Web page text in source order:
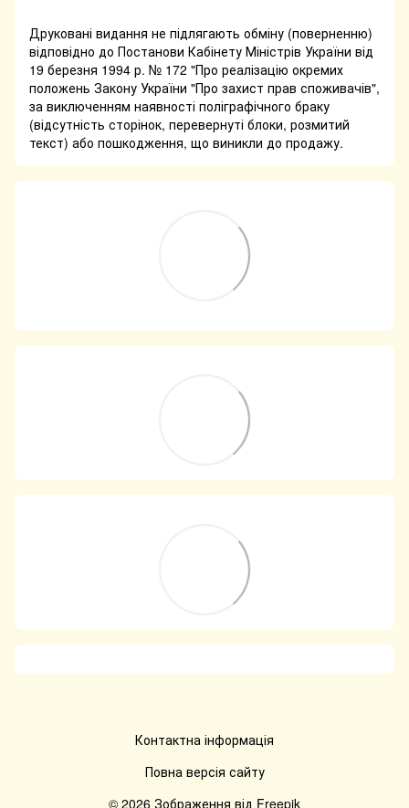
Друковані видання не підлягають обміну (поверненню)
відповідно до Постанови Кабінету Міністрів України від
19 березня 1994 р. № 172 "Про реалізацію окремих
положень Закону України "Про захист прав споживачів",
за виключенням наявності поліграфічного браку
(відсутність сторінок, перевернуті блоки, розмитий
текст) або пошкодження, що виникли до продажу.
Контактна інформація
Повна версія сайту
© 2026 Зображення від Freepik